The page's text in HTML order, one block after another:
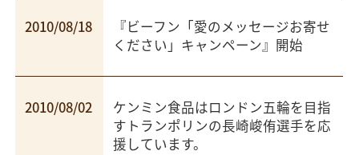
2010/08/18 『ビーフン「愛のメッセージお寄せ
ください」キャンペーン』開始
2010/08/02
ケンミン食品はロンドン五輪を目指
すトランポリンの長崎峻侑選手を応
援しています。